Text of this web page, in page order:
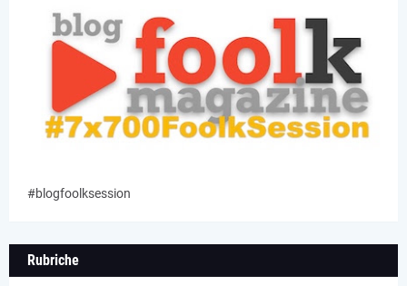
#blogfoolksession
Rubriche